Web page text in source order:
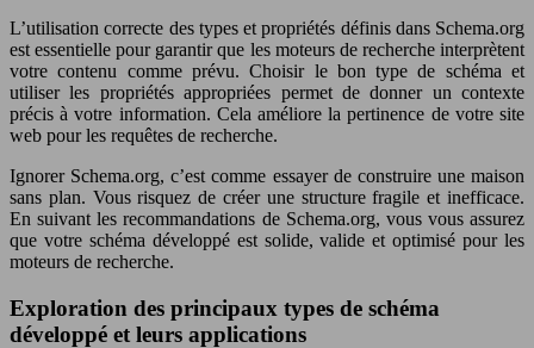
L’utilisation correcte des types et propriétés définis dans Schema.org
est essentielle pour garantir que les moteurs de recherche interprètent
votre contenu comme prévu. Choisir le bon type de schéma et
utiliser les propriétés appropriées permet de donner un contexte
précis à votre information. Cela améliore la pertinence de votre site
web pour les requêtes de recherche.
Ignorer Schema.org, c’est comme essayer de construire une maison
sans plan. Vous risquez de créer une structure fragile et inefficace.
En suivant les recommandations de Schema.org, vous vous assurez
que votre schéma développé est solide, valide et optimisé pour les
moteurs de recherche.
Exploration des principaux types de schéma
développé et leurs applications